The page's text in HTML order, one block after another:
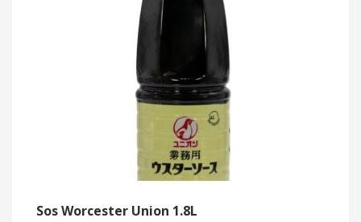
Sos Worcester Union 1.8L